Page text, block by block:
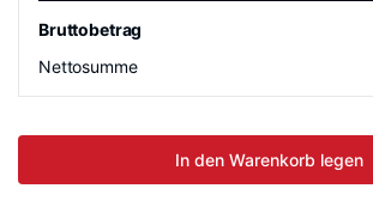
Bruttobetrag
Nettosumme
In den Warenkorb legen